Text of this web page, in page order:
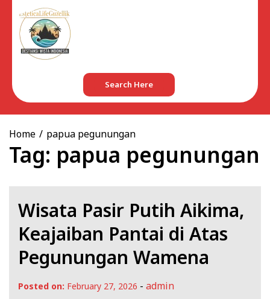
content
Search Here
Home papua pegunungan
Tag: papua pegunungan
Wisata Pasir Putih Aikima,
Keajaiban Pantai di Atas
Pegunungan Wamena
Posted on: February 27, 2026 - admin